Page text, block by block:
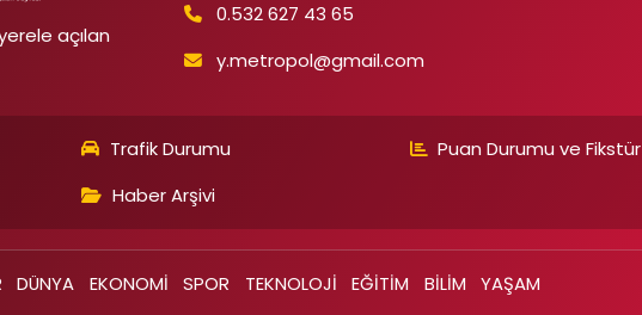
açılan
0.532 627 43 65
y.metropol@gmail.com
Trafik Durumu Puan Durumu ve Fikstür
Haber Arşivi
DÜNYA EKONOMİ SPOR TEKNOLOJİ EĞİTİM BİLİM YAŞAM